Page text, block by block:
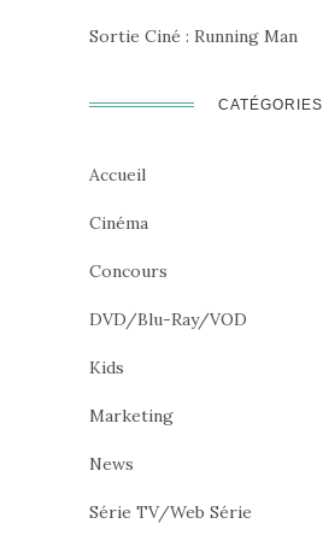
Sortie Ciné : Running Man
CATÉGORIES
Accueil
Cinéma
Concours
DVD/Blu-Ray/VOD
Kids
Marketing
News
Série TV/Web Série